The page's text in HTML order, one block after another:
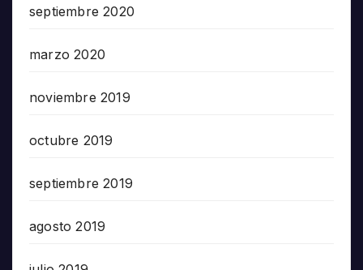
septiembre 2020
marzo 2020
noviembre 2019
octubre 2019
septiembre 2019
agosto 2019